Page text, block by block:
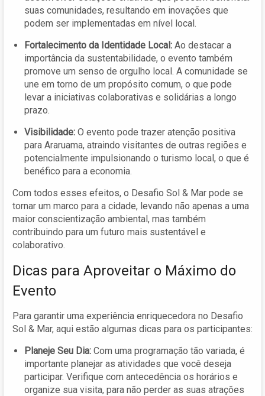
suas comunidades, resultando em inovações que
podem ser implementadas em nível local.
Fortalecimento da Identidade Local: Ao destacar a
importância da sustentabilidade, o evento também
promove um senso de orgulho local. A comunidade se
une em torno de um propósito comum, o que pode
levar a iniciativas colaborativas e solidárias a longo
prazo.
Visibilidade: O evento pode trazer atenção positiva
para Araruama, atraindo visitantes de outras regiões e
potencialmente impulsionando o turismo local, o que é
benéfico para a economia.
Com todos esses efeitos, o Desafio Sol & Mar pode se
tornar um marco para a cidade, levando não apenas a uma
maior conscientização ambiental, mas também
contribuindo para um futuro mais sustentável e
colaborativo.
Dicas para Aproveitar o Máximo do
Evento
Para garantir uma experiência enriquecedora no Desafio
Sol & Mar, aqui estão algumas dicas para os participantes:
Planeje Seu Dia: Com uma programação tão variada, é
importante planejar as atividades que você deseja
participar. Verifique com antecedência os horários e
organize sua visita, para não perder as suas atrações